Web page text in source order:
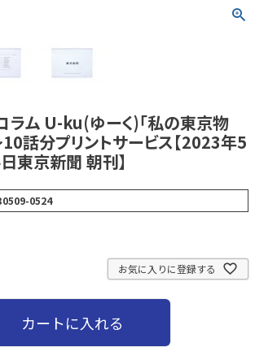
ラム U-ku(ゆーく)「私の東京物
話分プリントサービス【2023年5
東京新聞 朝刊】
0524
お気に入りに登録する
カートに入れる